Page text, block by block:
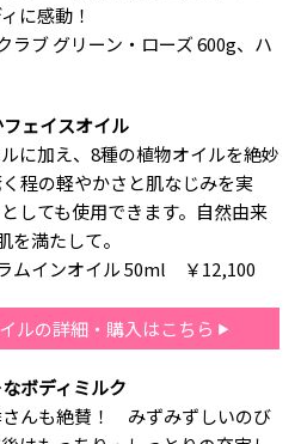
に感動！
ラブ グリーン・ローズ 600g、ハ
ェイスオイル
に加え、8種の植物オイルを絶妙
程の軽やかさと肌なじみを実
しても使用できます。自然由来
を満たして。
ラムインオイル 50ml ￥12,100
ルの詳細・購入はこちら
ボディミルク
んも絶賛！ みずみずしいのび